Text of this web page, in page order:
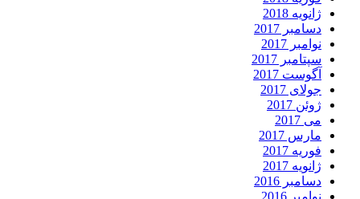
ژانویه 2018
دسامبر 2017
نوامبر 2017
سپتامبر 2017
آگوست 2017
جولای 2017
ژوئن 2017
می 2017
مارس 2017
فوریه 2017
ژانویه 2017
دسامبر 2016